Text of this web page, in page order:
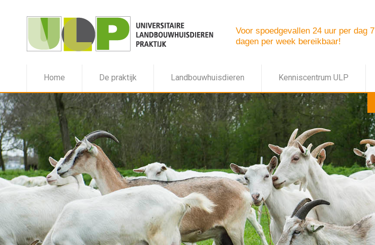
Voor spoedgevallen 24 uur per dag 7
dagen per week bereikbaar!
Home De praktijk Landbouwhuisdieren Kenniscentrum ULP